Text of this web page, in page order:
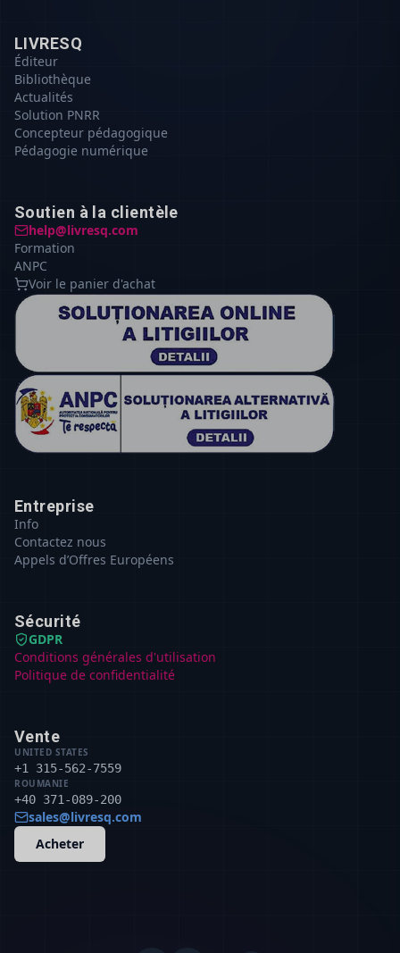
LIVRESQ
Éditeur
Bibliothèque
Actualités
Solution PNRR
Concepteur pédagogique
Pédagogie numérique
Soutien à la clientèle
help@livresq.com
Formation
ANPC
Voir le panier d'achat
Entreprise
Info
Contactez nous
Appels d’Offres Européens
Sécurité
GDPR
Conditions générales d'utilisation
Politique de confidentialité
Vente
UNITED STATES
+1 315-562-7559
ROUMANIE
+40 371-089-200
sales@livresq.com
Acheter